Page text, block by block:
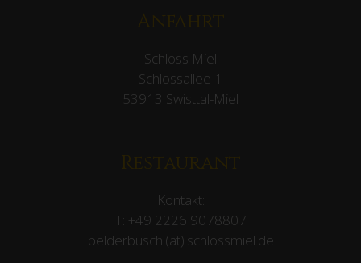
Anfahrt
Schloss Miel
Schlossallee 1
53913 Swisttal-Miel
Restaurant
Kontakt:
T: +49 2226 9078807
belderbusch (at) schlossmiel.de